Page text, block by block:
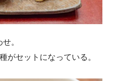
。
がセットになっている。